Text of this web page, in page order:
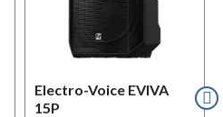
Electro-Voice EVIVA
15P